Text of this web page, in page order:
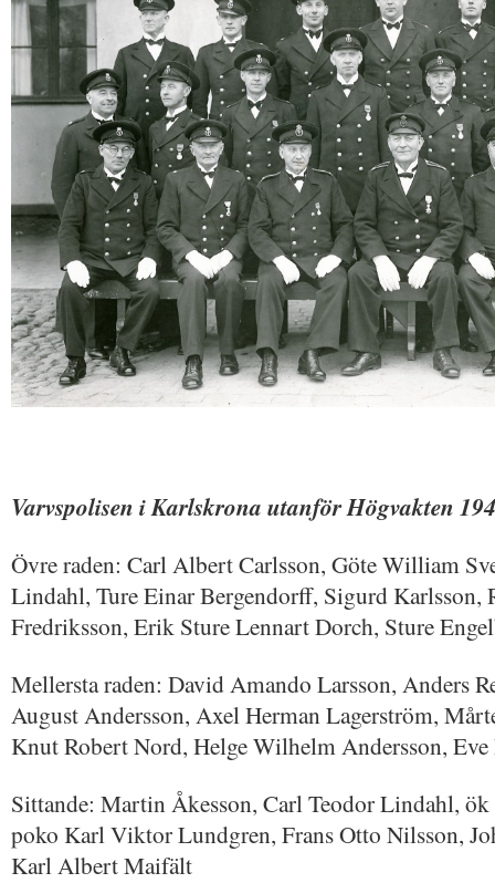
Varvspolisen i Karlskrona utanför Högvakten
Övre raden: Carl Albert Carlsson, Göte William
Lindahl, Ture Einar Bergendorff, Sigurd Karlsson,
Fredriksson, Erik Sture Lennart Dorch, Sture
Mellersta raden: David Amando Larsson, Anders
August Andersson, Axel Herman Lagerström,
Knut Robert Nord, Helge Wilhelm Andersson,
Sittande: Martin Åkesson, Carl Teodor Lindahl,
poko Karl Viktor Lundgren, Frans Otto Nilsson,
Karl Albert Maifält